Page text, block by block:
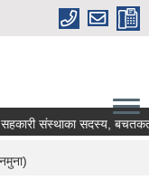
संस्थाका सदस्य, बचतकर्ता,